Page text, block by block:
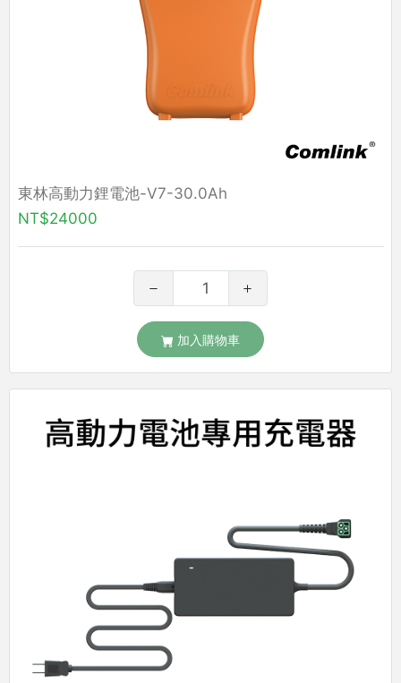
東林高動力鋰電池-V7-30.0Ah
NT$24000
加入購物車